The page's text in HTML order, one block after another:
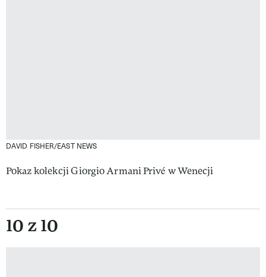
DAVID FISHER/EAST NEWS
Pokaz kolekcji Giorgio Armani Privé w Wenecji
10 z 10